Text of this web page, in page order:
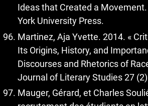
Ideas that Created a
York University Press.
Martinez, Aja Yvette. 2014. «
Its Origins, History, and
Discourses and Rhetorics of
Journal of Literary Studies 27
Mauger, Gérard, et Charles